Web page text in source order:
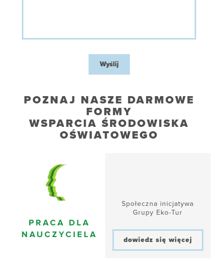
Wyślij
POZNAJ NASZE DARMOWE
FORMY
WSPARCIA ŚRODOWISKA
OŚWIATOWEGO
Społeczna inicjatywa
Grupy Eko-Tur
dowiedz się więcej